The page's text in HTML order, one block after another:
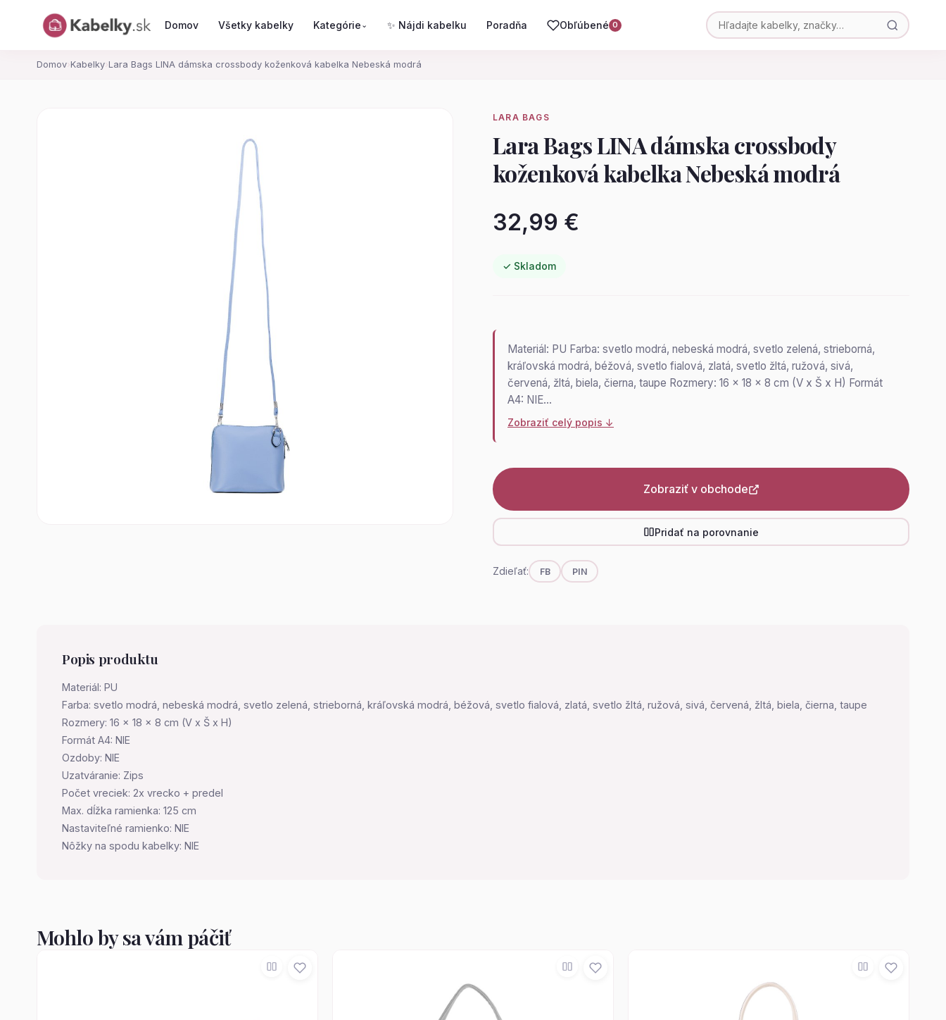
Domov Všetky kabelky Kategórie ⌄ ✨ Nájdi kabelku Poradňa Obľúbené 0
Domov› Kabelky› Lara Bags LINA dámska crossbody koženková kabelka Nebeská modrá
LARA BAGS
Lara Bags LINA dámska crossbody
koženková kabelka Nebeská modrá
32,99 €
✓ Skladom
Materiál: PU Farba: svetlo modrá, nebeská modrá, svetlo zelená, strieborná,
kráľovská modrá, béžová, svetlo fialová, zlatá, svetlo žltá, ružová, sivá,
červená, žltá, biela, čierna, taupe Rozmery: 16 x 18 x 8 cm (V x Š x H) Formát
A4: NIE…
Zobraziť celý popis ↓
Zobraziť v obchode
Pridať na porovnanie
Zdieľať: FB PIN
Popis produktu
Materiál: PU
Farba: svetlo modrá, nebeská modrá, svetlo zelená, strieborná, kráľovská modrá, béžová, svetlo fialová, zlatá, svetlo žltá, ružová, sivá, červená, žltá, biela, čierna, taupe
Rozmery: 16 x 18 x 8 cm (V x Š x H)
Formát A4: NIE
Ozdoby: NIE
Uzatváranie: Zips
Počet vreciek: 2x vrecko + predel
Max. dĺžka ramienka: 125 cm
Nastaviteľné ramienko: NIE
Nôžky na spodu kabelky: NIE
Mohlo by sa vám páčiť